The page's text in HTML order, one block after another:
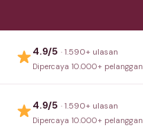
4.9/5 · 1.590+ ulasan
Dipercaya 10.000+ pelanggan
4.9/5 · 1.590+ ulasan
Dipercaya 10.000+ pelanggan